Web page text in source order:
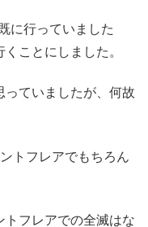
に行っていました
ことにしました。
ていましたが、何故
トフレアでもちろん
トフレアでの全滅はな